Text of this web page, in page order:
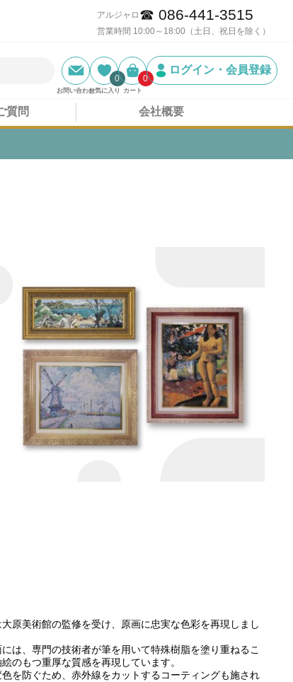
アルジャロ ☎ 086-441-3515
営業時間 10:00～18:00（土日、祝日を除く）
お問い合わせ
0
お気に入り
0
カート
ログイン・会員登録
質問 会社概要
提案いたします
原美術館の監修を受け、原画に忠実な色彩を再現しまし
は、専門の技術者が筆を用いて特殊樹脂を塗り重ねるこ
のもつ重厚な質感を再現しています。
色を防ぐため、赤外線をカットするコーティングも施され